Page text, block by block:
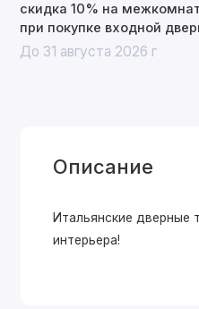
скидка 10% на
при покупке входной
До 31 августа 2026 г
Описание
Итальянские дверные
интерьера!